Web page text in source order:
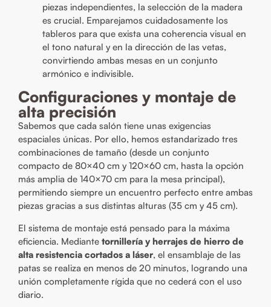
piezas independientes, la selección de la madera
es crucial. Emparejamos cuidadosamente los
tableros para que exista una coherencia visual en
el tono natural y en la dirección de las vetas,
convirtiendo ambas mesas en un conjunto
armónico e indivisible.
Configuraciones y montaje de
alta precisión
Sabemos que cada salón tiene unas exigencias
espaciales únicas. Por ello, hemos estandarizado tres
combinaciones de tamaño (desde un conjunto
compacto de 80×40 cm y 120×60 cm, hasta la opción
más amplia de 140×70 cm para la mesa principal),
permitiendo siempre un encuentro perfecto entre ambas
piezas gracias a sus distintas alturas (35 cm y 45 cm).
El sistema de montaje está pensado para la máxima
eficiencia. Mediante tornillería y herrajes de hierro de
alta resistencia cortados a láser, el ensamblaje de las
patas se realiza en menos de 20 minutos, logrando una
unión completamente rígida que no cederá con el uso
diario.